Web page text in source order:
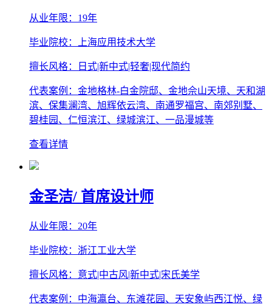
从业年限：19年
毕业院校：上海应用技术大学
擅长风格：日式|新中式|轻奢|现代简约
代表案例：金地格林-白金院邸、金地佘山天境、天和湖
滨、保集澜湾、旭辉依云湾、南通罗福宫、南郊别墅、
碧桂园、仁恒滨江、绿城滨江、一品漫城等
查看详情
金圣洁/ 首席设计师
从业年限：20年
毕业院校：浙江工业大学
擅长风格：意式|中古风|新中式|宋氏美学
代表案例：中海瀛台、东滩花园、天安象屿西江悦、绿